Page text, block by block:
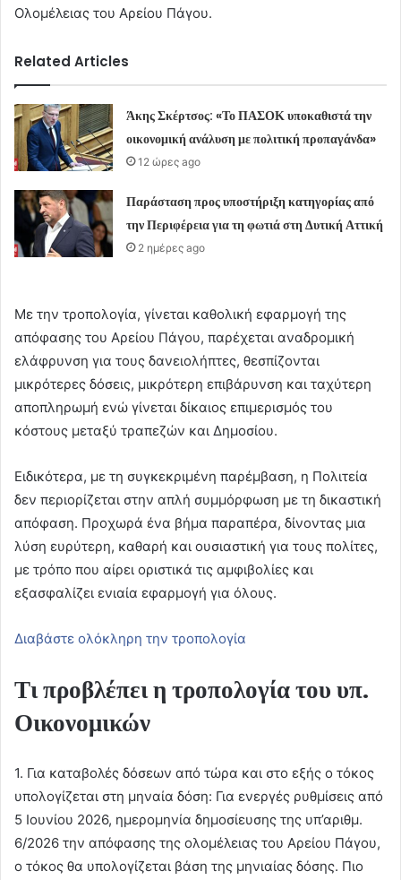
Ολομέλειας του Αρείου Πάγου.
Related Articles
Άκης Σκέρτσος: «Το ΠΑΣΟΚ υποκαθιστά την
οικονομική ανάλυση με πολιτική προπαγάνδα»
12 ώρες ago
Παράσταση προς υποστήριξη κατηγορίας από
την Περιφέρεια για τη φωτιά στη Δυτική Αττική
2 ημέρες ago
Με την τροπολογία, γίνεται καθολική εφαρμογή της
απόφασης του Αρείου Πάγου, παρέχεται αναδρομική
ελάφρυνση για τους δανειολήπτες, θεσπίζονται
μικρότερες δόσεις, μικρότερη επιβάρυνση και ταχύτερη
αποπληρωμή ενώ γίνεται δίκαιος επιμερισμός του
κόστους μεταξύ τραπεζών και Δημοσίου.
Ειδικότερα, με τη συγκεκριμένη παρέμβαση, η Πολιτεία
δεν περιορίζεται στην απλή συμμόρφωση με τη δικαστική
απόφαση. Προχωρά ένα βήμα παραπέρα, δίνοντας μια
λύση ευρύτερη, καθαρή και ουσιαστική για τους πολίτες,
με τρόπο που αίρει οριστικά τις αμφιβολίες και
εξασφαλίζει ενιαία εφαρμογή για όλους.
Διαβάστε ολόκληρη την τροπολογία
Τι προβλέπει η τροπολογία του υπ.
Οικονομικών
1. Για καταβολές δόσεων από τώρα και στο εξής ο τόκος
υπολογίζεται στη μηναία δόση: Για ενεργές ρυθμίσεις από
5 Ιουνίου 2026, ημερομηνία δημοσίευσης της υπ’αριθμ.
6/2026 την απόφασης της ολομέλειας του Αρείου Πάγου,
ο τόκος θα υπολογίζεται βάση της μηνιαίας δόσης. Πιο